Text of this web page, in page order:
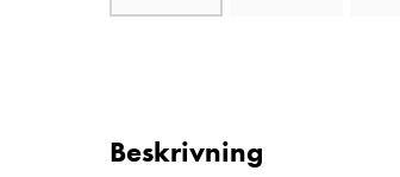
Beskrivning